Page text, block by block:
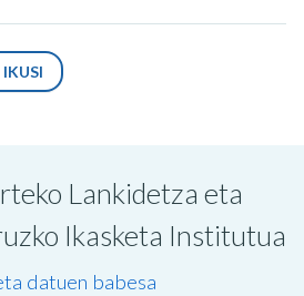
Lankidetza eta
Ikasketa Institutua
datuen babesa